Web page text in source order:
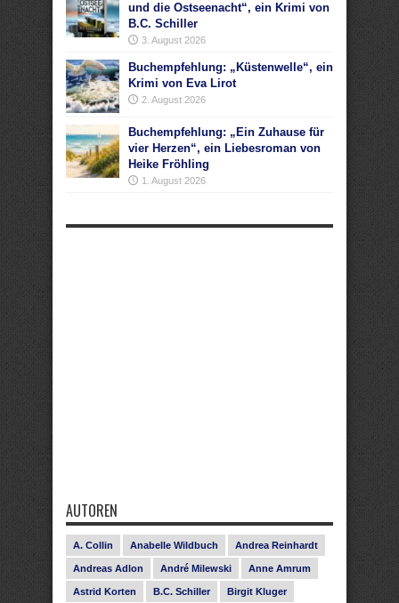
und die Ostseenacht“, ein Krimi von
B.C. Schiller
3. August 2026
Buchempfehlung: „Küstenwelle“, ein
Krimi von Eva Lirot
2. August 2026
Buchempfehlung: „Ein Zuhause für
vier Herzen“, ein Liebesroman von
Heike Fröhling
1. August 2026
AUTOREN
A. Collin Anabelle Wildbuch Andrea Reinhardt
Andreas Adlon André Milewski Anne Amrum
Astrid Korten B.C. Schiller Birgit Kluger